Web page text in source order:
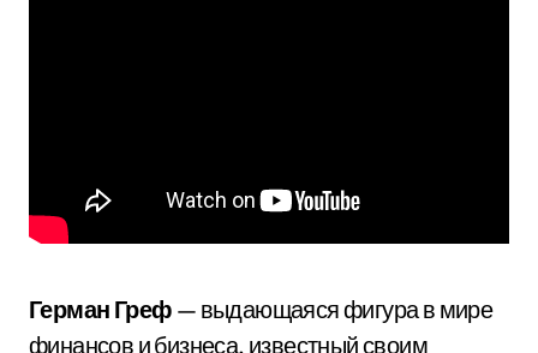
Герман Греф — выдающаяся фигура в мире
финансов и бизнеса, известный своим